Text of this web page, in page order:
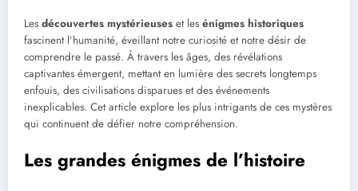
Les découvertes mystérieuses et les énigmes historiques
fascinent l’humanité, éveillant notre curiosité et notre désir de
comprendre le passé. À travers les âges, des révélations
captivantes émergent, mettant en lumière des secrets longtemps
enfouis, des civilisations disparues et des événements
inexplicables. Cet article explore les plus intrigants de ces mystères
qui continuent de défier notre compréhension.
Les grandes énigmes de l’histoire